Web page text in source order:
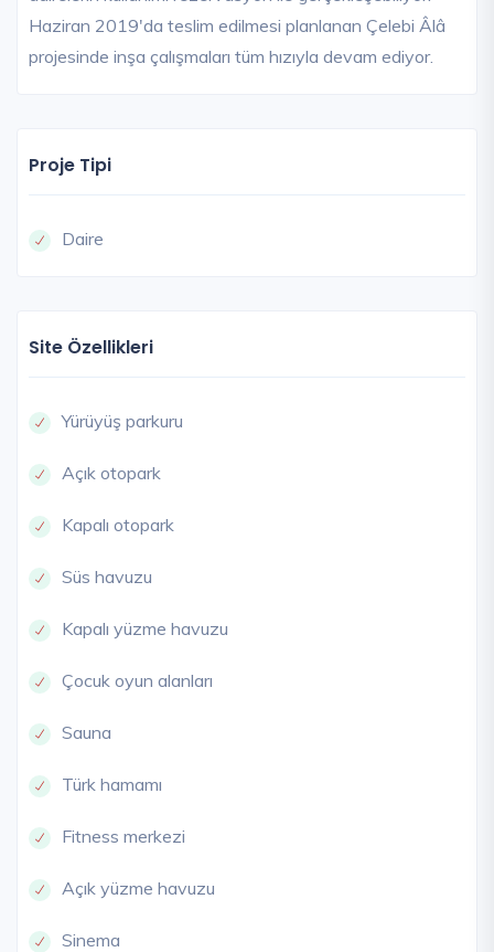
Haziran 2019'da teslim edilmesi planlanan Çelebi Âlâ
projesinde inşa çalışmaları tüm hızıyla devam ediyor.
Proje Tipi
Daire
Site Özellikleri
Yürüyüş parkuru
Açık otopark
Kapalı otopark
Süs havuzu
Kapalı yüzme havuzu
Çocuk oyun alanları
Sauna
Türk hamamı
Fitness merkezi
Açık yüzme havuzu
Sinema